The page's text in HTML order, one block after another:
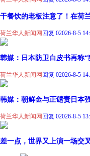
干餐饮的老板注意了！在荷
荷兰华人新闻网 回复 02026-8-5
韩媒：日本防卫白皮书再称
荷兰华人新闻网 回复 02026-8-5
韩媒：朝鲜金与正谴责日本
荷兰华人新闻网 回复 02026-8-5
差一点，世界又上演一场交